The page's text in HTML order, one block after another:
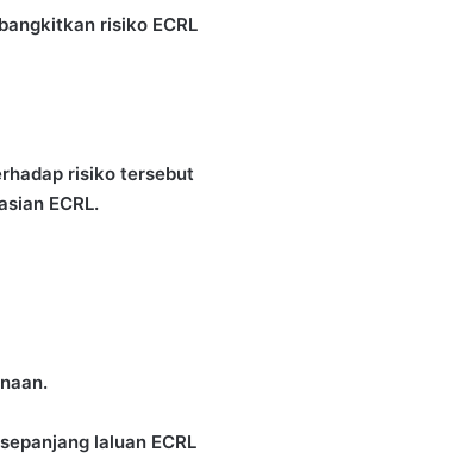
risiko ECRL
risiko tersebut
ECRL.
laluan ECRL